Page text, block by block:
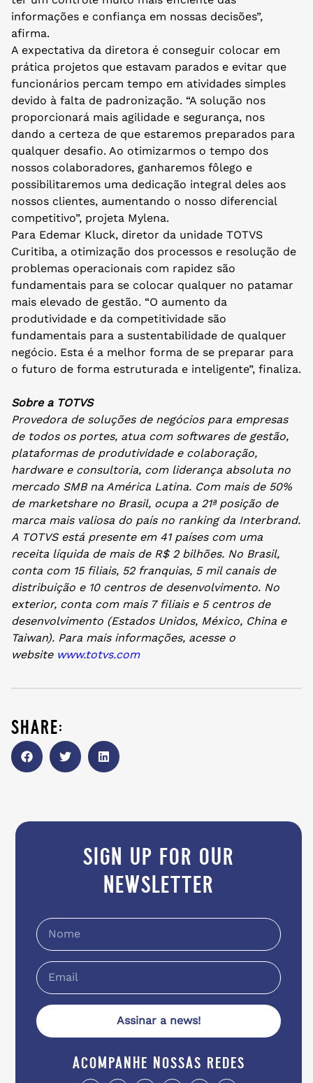
informações e confiança em nossas decisões”,
afirma.
A expectativa da diretora é conseguir colocar em
prática projetos que estavam parados e evitar que
funcionários percam tempo em atividades simples
devido à falta de padronização. “A solução nos
proporcionará mais agilidade e segurança, nos
dando a certeza de que estaremos preparados para
qualquer desafio. Ao otimizarmos o tempo dos
nossos colaboradores, ganharemos fôlego e
possibilitaremos uma dedicação integral deles aos
nossos clientes, aumentando o nosso diferencial
competitivo”, projeta Mylena.
Para Edemar Kluck, diretor da unidade TOTVS
Curitiba, a otimização dos processos e resolução de
problemas operacionais com rapidez são
fundamentais para se colocar qualquer no patamar
mais elevado de gestão. “O aumento da
produtividade e da competitividade são
fundamentais para a sustentabilidade de qualquer
negócio. Esta é a melhor forma de se preparar para
o futuro de forma estruturada e inteligente”, finaliza.
Sobre a TOTVS
Provedora de soluções de negócios para empresas
de todos os portes, atua com softwares de gestão,
plataformas de produtividade e colaboração,
hardware e consultoria, com liderança absoluta no
mercado SMB na América Latina. Com mais de 50%
de marketshare no Brasil, ocupa a 21ª posição de
marca mais valiosa do país no ranking da Interbrand.
A TOTVS está presente em 41 países com uma
receita líquida de mais de R$ 2 bilhões. No Brasil,
conta com 15 filiais, 52 franquias, 5 mil canais de
distribuição e 10 centros de desenvolvimento. No
exterior, conta com mais 7 filiais e 5 centros de
desenvolvimento (Estados Unidos, México, China e
Taiwan). Para mais informações, acesse o
website www.totvs.com
share:
sign up for our
newsletter
Assinar a news!
acompanhe nossas redes